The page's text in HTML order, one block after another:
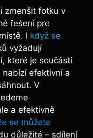
zmenšit fotku v
řešení pro
I když se
vyžadují
které je součástí
nabízí efektivní a
V
a efektivně
se můžete
důležité – sdílení